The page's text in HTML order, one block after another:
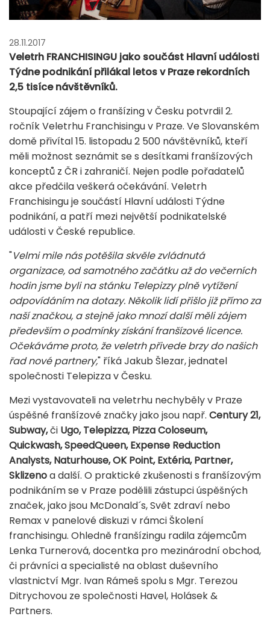
28.11.2017
Veletrh FRANCHISINGU jako součást Hlavní události
Týdne podnikání přilákal letos v Praze rekordních
2,5 tisíce návštěvníků.
Stoupající zájem o franšízing v Česku potvrdil 2.
ročník Veletrhu Franchisingu v Praze. Ve Slovanském
domě přivítal 15. listopadu 2 500 návštěvníků, kteří
měli možnost seznámit se s desítkami franšízových
konceptů z ČR i zahraničí. Nejen podle pořadatelů
akce předčila veškerá očekávání. Veletrh
Franchisingu je součástí Hlavní události Týdne
podnikání, a patří mezi největší podnikatelské
události v České republice.
"Velmi mile nás potěšila skvěle zvládnutá
organizace, od samotného začátku až do večerních
hodin jsme byli na stánku Telepizzy plně vytížení
odpovídáním na dotazy. Několik lidí přišlo již přímo za
naší značkou, a stejně jako mnozí další měli zájem
především o podmínky získání franšízové licence.
Očekáváme proto, že veletrh přivede brzy do našich
řad nové partnery," říká Jakub Šlezar, jednatel
společnosti Telepizza v Česku.
Mezi vystavovateli na veletrhu nechyběly v Praze
úspěšné franšízové značky jako jsou např. Century 21,
Subway,či Ugo,​Telepizza,Pizza Coloseum,
Quickwash, SpeedQueen, Expense Reduction
Analysts, Naturhouse, OK Point, Extéria, Partner,
Sklizenoa další. O praktické zkušenosti s franšízovým
podnikáním se v Praze podělili zástupci úspěšných
značek, jako jsou McDonald´s, Svět zdraví nebo
Remax v panelové diskuzi v rámci Školení
franchisingu. Ohledně franšízingu radila zájemcům
Lenka Turnerová, docentka pro mezinárodní obchod,
či právníci a specialisté na oblast duševního
vlastnictví Mgr. Ivan Rámeš spolu s Mgr. Terezou
Ditrychovou ze společnosti Havel, Holásek &
Partners.